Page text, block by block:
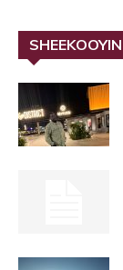
SHEEKOOYIN